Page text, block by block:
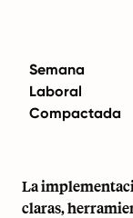
Semana
Laboral
Compactada
La
claras,